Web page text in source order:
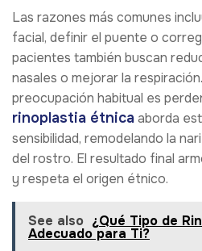
Las razones más comunes
facial, definir el puente o
pacientes también buscan
nasales o mejorar la
preocupación habitual es
rinoplastia étnicaaborda
sensibilidad, remodelando la
del rostro. El resultado final
y respeta el origen étnico.
See also ¿Qué Tipo de
Adecuado para Ti?